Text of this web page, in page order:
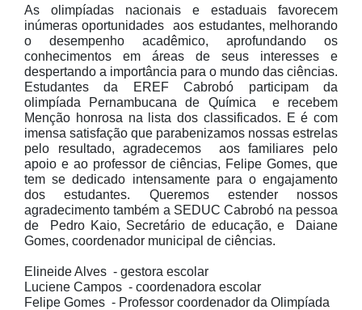
As olimpíadas nacionais e estaduais favorecem
inúmeras oportunidades aos estudantes, melhorando
o desempenho acadêmico, aprofundando os
conhecimentos em áreas de seus interesses e
despertando a importância para o mundo das ciências.
Estudantes da EREF Cabrobó participam da
olimpíada Pernambucana de Química e recebem
Menção honrosa na lista dos classificados. E é com
imensa satisfação que parabenizamos nossas estrelas
pelo resultado, agradecemos aos familiares pelo
apoio e ao professor de ciências, Felipe Gomes, que
tem se dedicado intensamente para o engajamento
dos estudantes. Queremos estender nossos
agradecimento também a SEDUC Cabrobó na pessoa
de Pedro Kaio, Secretário de educação, e Daiane
Gomes, coordenador municipal de ciências.
Elineide Alves - gestora escolar
Luciene Campos - coordenadora escolar
Felipe Gomes - Professor coordenador da Olimpíada